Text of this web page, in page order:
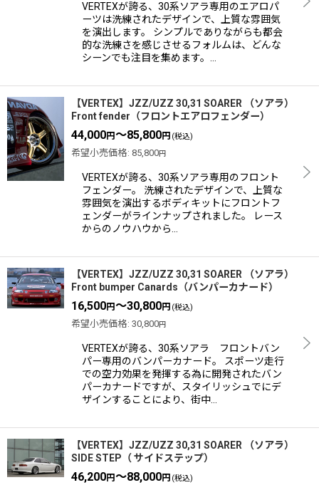
VERTEXが誇る、30系ソアラ専用のエアロパ
ーツは洗練されたデザインで、上質な雰囲気
を演出します。 シンプルでありながらも都会
的な洗練さを感じさせるフォルムは、どんな
シーンでも注目を集めます。…
【VERTEX】JZZ/UZZ 30,31 SOARER （ソアラ）
Front fender（フロントエアロフェンダー）
44,000円～85,800円 (税込)
希望小売価格: 85,800円
VERTEXが誇る、30系ソアラ専用のフロント
フェンダー。 洗練されたデザインで、上質な
雰囲気を演出するボディキットにフロントフ
ェンダーがラインナップされました。 レース
からのノウハウから…
【VERTEX】JZZ/UZZ 30,31 SOARER （ソアラ）
Front bumper Canards（バンパーカナード）
16,500円～30,800円 (税込)
希望小売価格: 30,800円
VERTEXが誇る、30系ソアラ フロントバン
パー専用のバンパーカナード。 スポーツ走行
での空力効果を発揮する為に開発されたバン
パーカナードですが、スタイリッシュでにデ
ザインすることにより、街中…
【VERTEX】JZZ/UZZ 30,31 SOARER （ソアラ）
SIDE STEP（ サイドステップ）
46,200円～88,000円 (税込)